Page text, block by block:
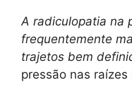
A radiculopatia na
frequentemente
trajetos bem
pressão nas